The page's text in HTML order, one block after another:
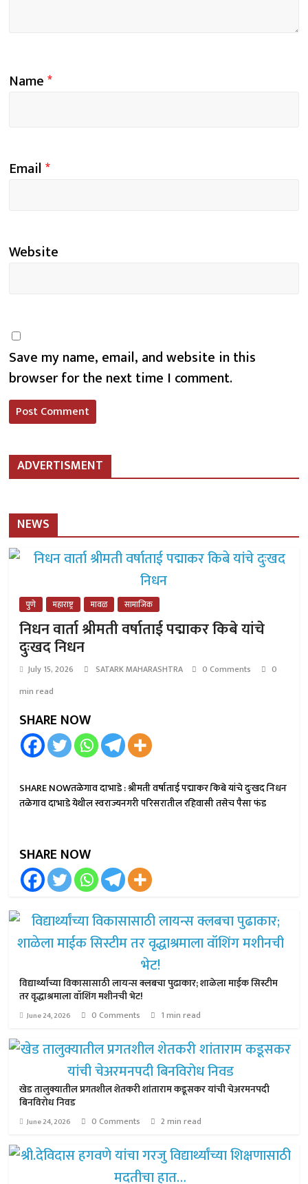
Name*
Email*
Website
Save my name, email, and website in this
browser for the next time I comment.
ADVERTISMENT
NEWS
पुणे महाराष्ट्र मावळ सामाजिक
निधन वार्ता श्रीमती वर्षाताई पद्माकर किबे यांचे
दुःखद निधन
July 15, 2026 SATARK MAHARASHTRA 0 Comments
0
min read
SHARE NOW
SHARE NOWतळेगाव दाभाडे : श्रीमती वर्षाताई पद्माकर किबे यांचे दुःखद निधन
तळेगाव दाभाडे येथील स्वराज्यनगरी परिसरातील रहिवासी तसेच पैसा फंड
SHARE NOW
विद्यार्थ्यांच्या विकासासाठी लायन्स क्लबचा पुढाकार; शाळेला माईक सिस्टीम
तर वृद्धाश्रमाला वॉशिंग मशीनची भेट!
June 24, 2026 0 Comments 1 min read
खेड तालुक्यातील प्रगतशील शेतकरी शांताराम कडूसकर यांची चेअरमनपदी
बिनविरोध निवड
June 24, 2026 0 Comments 2 min read